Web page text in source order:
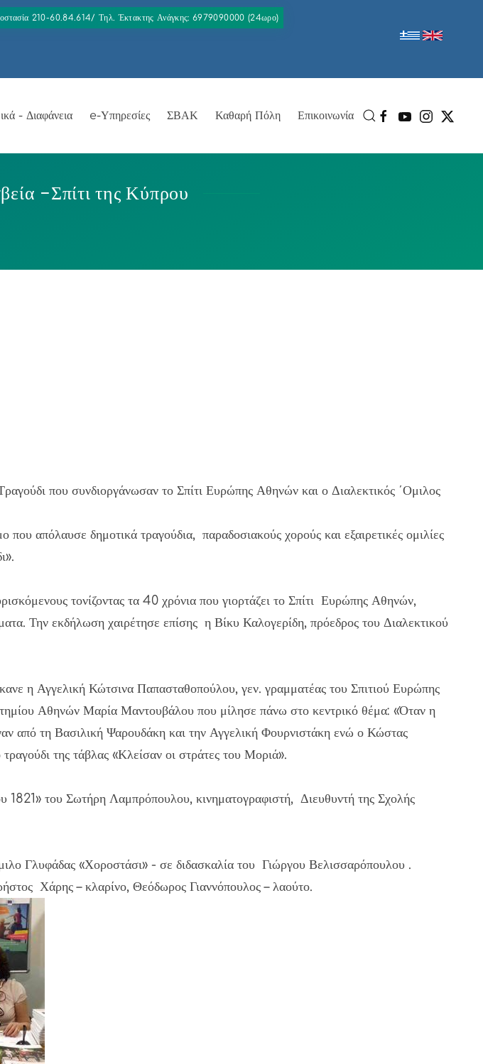
210-60.84.614/ Τηλ. Έκτακτης Ανάγκης: 6979090000 (24ωρο)
- Διαφάνεια e-Υπηρεσίες ΣΒΑΚ Καθαρή Πόλη Επικοινωνία
–Σπίτι της Κύπρου
που συνδιοργάνωσαν το Σπίτι Ευρώπης Αθηνών και ο Διαλεκτικός ΄Ομιλος
απόλαυσε δημοτικά τραγούδια, παραδοσιακούς χορούς και εξαιρετικές ομιλίες
τονίζοντας τα 40 χρόνια που γιορτάζει το Σπίτι Ευρώπης Αθηνών,
Την εκδήλωση χαιρέτησε επίσης η Βίκυ Καλογερίδη, πρόεδρος του Διαλεκτικού
η Αγγελική Κώτσινα Παπασταθοπούλου, γεν. γραμματέας του Σπιτιού Ευρώπης
Αθηνών Μαρία Μαντουβάλου που μίλησε πάνω στο κεντρικό θέμα: «Όταν η
από τη Βασιλική Ψαρουδάκη και την Αγγελική Φουρνιστάκη ενώ ο Κώστας
της τάβλας «Κλείσαν οι στράτες του Μοριά».
1821» του Σωτήρη Λαμπρόπουλου, κινηματογραφιστή, Διευθυντή της Σχολής
Γλυφάδας «Χοροστάσι» - σε διδασκαλία του Γιώργου Βελισσαρόπουλου .
Χάρης – κλαρίνο, Θεόδωρος Γιαννόπουλος – λαούτο.